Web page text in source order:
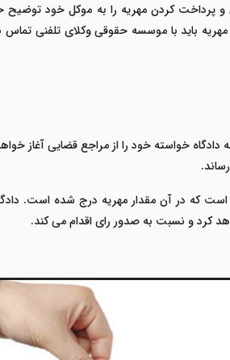
و پرداخت کردن مهریه را به موکل خود
باید با موسسه حقوقی وکلای تلفنی
خواسته خود را از مراجع قضایی آغاز
که در آن مقدار مهریه درج شده است.
کرد و نسبت به صدور رای اقدام می کند.